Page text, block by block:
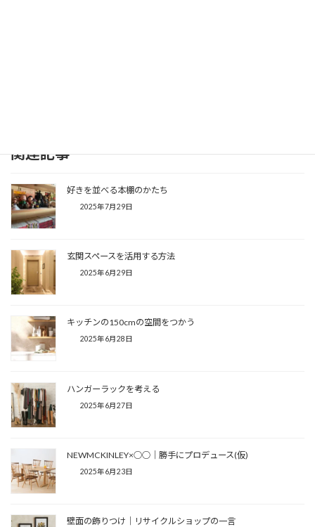
関連記事
好きを並べる本棚のかたち
2025年7月29日
玄関スペースを活用する方法
2025年6月29日
キッチンの150cmの空間をつかう
2025年6月28日
ハンガーラックを考える
2025年6月27日
NEWMCKINLEY×○○│勝手にプロデュース(仮)
2025年6月23日
壁面の飾りつけ│リサイクルショップの一言